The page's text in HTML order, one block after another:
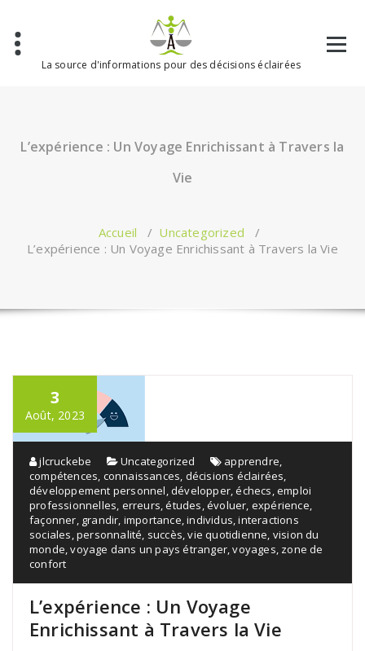
contenu
La source d'informations pour des décisions éclairées
L’expérience : Un Voyage Enrichissant à Travers la
Vie
Accueil / Uncategorized /
L’expérience : Un Voyage Enrichissant à Travers la Vie
3
Août, 2023
jlcruckebe Uncategorized apprendre
compétences connaissances décisions éclairées
développement personnel ,développer ,échecs ,emploi
professionnelles erreurs ,études ,évoluer expérience
façonner grandir importance ,individus ,interactions
sociales ,personnalité succès ,vie quotidienne vision du
monde ,voyage dans un pays étranger ,voyages zone de
confort
L’expérience : Un Voyage
Enrichissant à Travers la Vie